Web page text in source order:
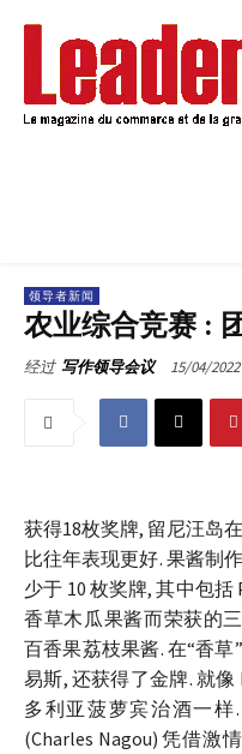
领导者新闻
农业综合竞赛 :
经过 写作领导会议 15/04/2022
获得18枚奖牌, 留尼汪岛
比往年表现更好. 果酱制
少于 10 枚奖牌, 其中包
香草木瓜果酱而荣获的
百香果荔枝果酱. 在“香
易斯, 还获得了金牌. 就像
多利亚菠萝宾治酒一样
(Charles Nagou) 凭借激